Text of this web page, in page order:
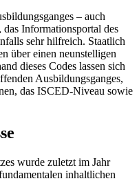
– auch
Informationsportal des
sehr hilfreich. Staatlich
über einen neunstelligen
dieses Codes lassen sich
Ausbildungsganges,
das ISCED-Niveau sowie
wurde zuletzt im Jahr
inhaltlichen